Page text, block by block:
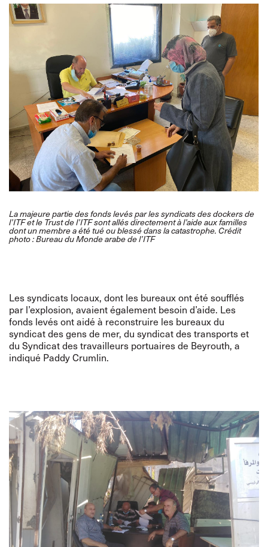
La majeure partie des fonds levés par les syndicats des dockers de
l’ITF et le Trust de l’ITF sont allés directement à l’aide aux familles
dont un membre a été tué ou blessé dans la catastrophe. Crédit
photo : Bureau du Monde arabe de l’ITF
Les syndicats locaux, dont les bureaux ont été soufflés
par l’explosion, avaient également besoin d’aide. Les
fonds levés ont aidé à reconstruire les bureaux du
syndicat des gens de mer, du syndicat des transports et
du Syndicat des travailleurs portuaires de Beyrouth, a
indiqué Paddy Crumlin.